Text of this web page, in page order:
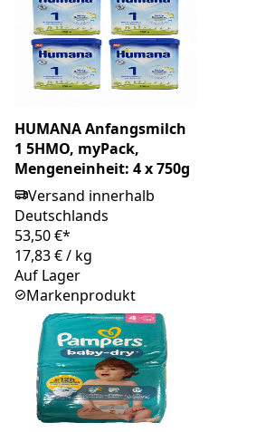
HUMANA Anfangsmilch
1 5HMO, myPack,
Mengeneinheit: 4 x 750g
Versand innerhalb
Deutschlands
53,50 €*
17,83 €/ kg
Auf Lager
Markenprodukt